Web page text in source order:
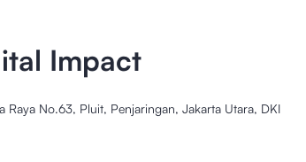
Impact
Raya No.63, Pluit, Penjaringan, Jakarta Utara, DKI